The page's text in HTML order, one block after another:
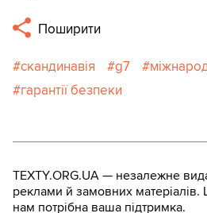
Поширити
скандинавія g7
гарантії безпеки
TEXTY.ORG.UA — незалежне
реклами й замовних
нам потрібна ваша підтримка.